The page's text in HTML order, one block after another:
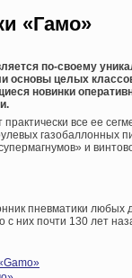
«Гамо»
по-своему
основы целых
новинки
все ее
газобаллонных
и
пневматики любых
них почти 130 лет